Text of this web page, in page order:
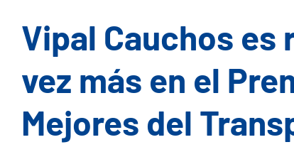
Vipal Cauchos es
vez más en el
Mejores del